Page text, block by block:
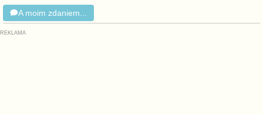
A moim zdaniem...